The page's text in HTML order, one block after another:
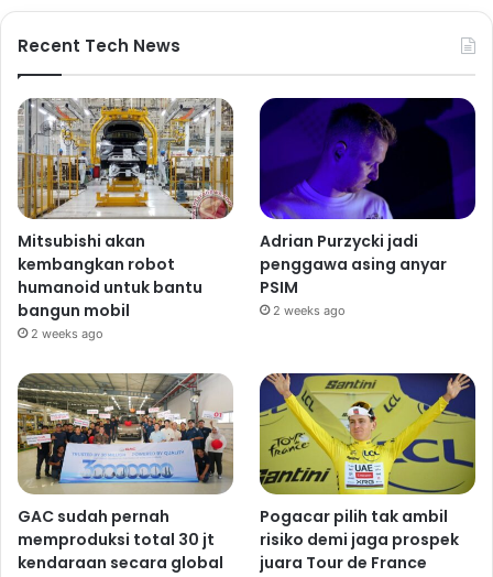
Recent Tech News
Mitsubishi akan
kembangkan robot
humanoid untuk bantu
bangun mobil
2 weeks ago
Adrian Purzycki jadi
penggawa asing anyar
PSIM
2 weeks ago
GAC sudah pernah
memproduksi total 30 jt
kendaraan secara global
Pogacar pilih tak ambil
risiko demi jaga prospek
juara Tour de France